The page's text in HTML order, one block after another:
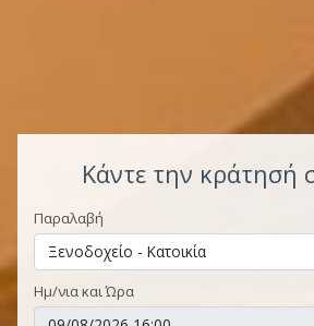
Κάντε την κράτησή
Παραλαβή
Ημ/νια και Ώρα